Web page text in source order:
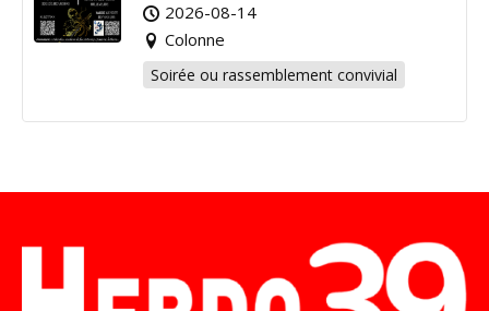
2026-08-14
Colonne
Soirée ou rassemblement convivial